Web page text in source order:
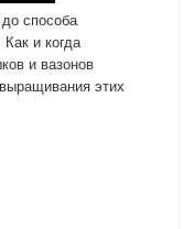
способа
и когда
и вазонов
этих